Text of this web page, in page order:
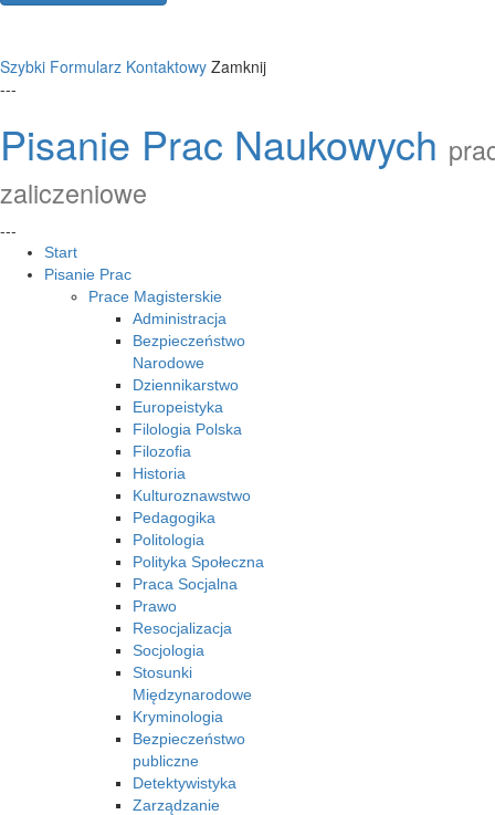
Szybki Formularz Kontaktowy Zamknij
---
Pisanie Prac Naukowych
zaliczeniowe
---
Start
Pisanie Prac
Prace Magisterskie
Administracja
Bezpieczeństwo
Narodowe
Dziennikarstwo
Europeistyka
Filologia Polska
Filozofia
Historia
Kulturoznawstwo
Pedagogika
Politologia
Polityka Społeczna
Praca Socjalna
Prawo
Resocjalizacja
Socjologia
Stosunki
Międzynarodowe
Kryminologia
Bezpieczeństwo
publiczne
Detektywistyka
Zarządzanie